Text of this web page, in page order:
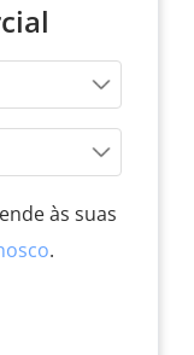
às suas
.